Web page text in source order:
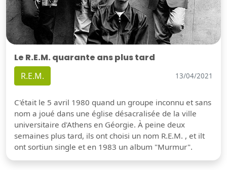
Le R.E.M. quarante ans plus tard
R.E.M. 13/04/2021
C'était le 5 avril 1980 quand un groupe inconnu et sans
nom a joué dans une église désacralisée de la ville
universitaire d'Athens en Géorgie. À peine deux
semaines plus tard, ils ont choisi un nom R.E.M. , et ilt
ont sortiun single et en 1983 un album "Murmur".